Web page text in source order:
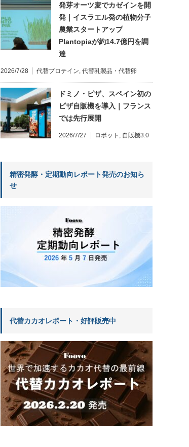
発芽オーツ麦でカゼインを開
発｜イスラエル発の植物分子
農業スタートアップ
Plantopiaが約14.7億円を調
達
2026/7/28 代替プロテイン 代替乳製品・代替卵
ドミノ・ピザ、スペイン初の
ピザ自販機を導入｜フランス
では先行展開
2026/7/27 ロボット 自販機3.0
精密発酵・定期動向レポート発売のお知ら
せ
代替カカオレポート・好評販売中